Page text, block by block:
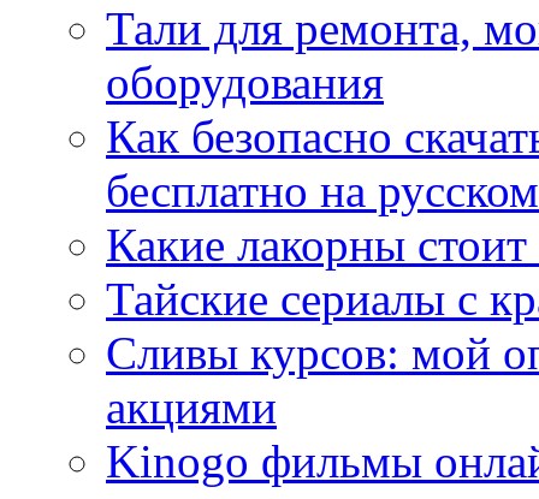
Тали для ремонта,
оборудования
Как безопасно
бесплатно на
Какие лакорны
Тайские сериалы с
Сливы курсов: мой
акциями
Kinogo фильмы